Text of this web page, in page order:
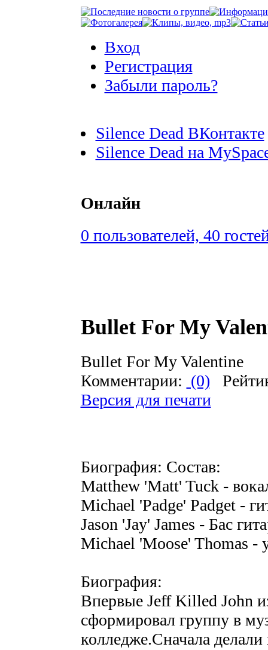
Вход
Регистрация
Забыли пароль?
Silence Dead ВКонтакте
Silence Dead на
Онлайн
0 пользователей, 40
Bullet For My
Bullet For My Valentine
Комментарии: (0)
Версия для печати
Биография: Состав:
Matthew 'Matt' Tuck -
Michael 'Padge' Padget -
Jason 'Jay' James - Бас
Michael 'Moose' Thomas -
Биография:
Впервые Jeff Killed John
сформировал группу в
колледже.Сначала